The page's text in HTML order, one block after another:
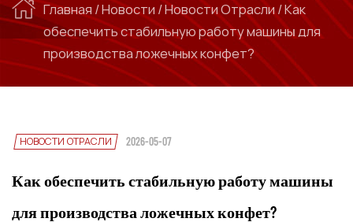
Главная /Новости /Новости Отрасли/Как
обеспечить стабильную работу машины для
производства ложечных конфет?
НОВОСТИ ОТРАСЛИ 2026-05-07
Как обеспечить стабильную работу машины
для производства ложечных конфет?